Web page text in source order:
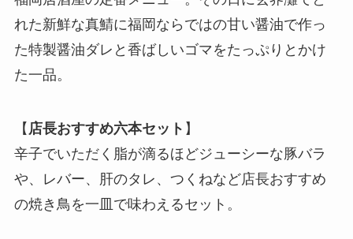
れた新鮮な真鯖に福岡ならではの甘い醤油で作っ
た特製醤油ダレと香ばしいゴマをたっぷりとかけ
た一品。
【 店長おすすめ六本セット 】
辛子でいただく脂が滴るほどジューシーな豚バラ
や、レバー、肝のタレ、つくねなど店長おすすめ
の焼き鳥を一皿で味わえるセット。